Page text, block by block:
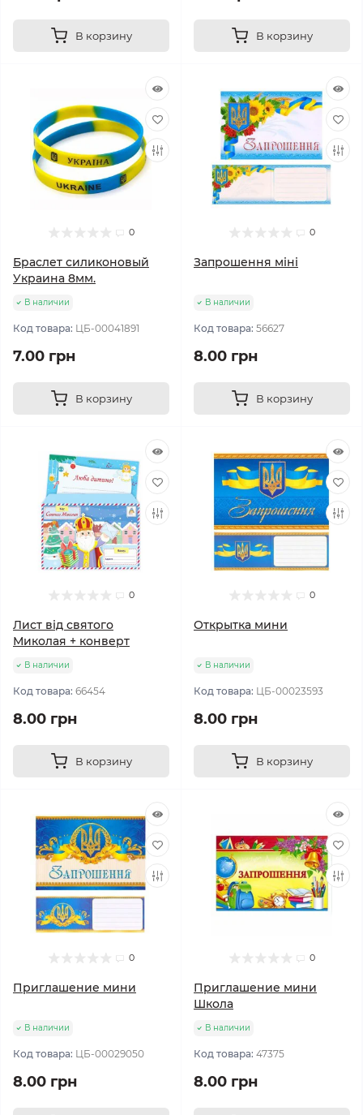
В корзину В корзину
0
Браслет силиконовый
Украина 8мм.
В наличии
Код товара: ЦБ-00041891
7.00 грн
В корзину
0
Запрошення міні
В наличии
Код товара: 56627
8.00 грн
В корзину
0
Лист від святого
Миколая + конверт
В наличии
Код товара: 66454
8.00 грн
В корзину
0
Открытка мини
В наличии
Код товара: ЦБ-00023593
8.00 грн
В корзину
0
Приглашение мини
В наличии
Код товара: ЦБ-00029050
8.00 грн
0
Приглашение мини
Школа
В наличии
Код товара: 47375
8.00 грн